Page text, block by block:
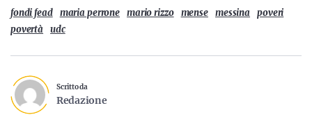
fondi fead maria perrone mario rizzo mense messina poveri
povertà udc
Scritto da
Redazione